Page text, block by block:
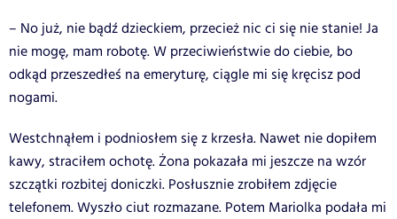
– No już, nie bądź dzieckiem, przecież nic ci się nie stanie! Ja
nie mogę, mam robotę. W przeciwieństwie do ciebie, bo
odkąd przeszedłeś na emeryturę, ciągle mi się kręcisz pod
nogami.
Westchnąłem i podniosłem się z krzesła. Nawet nie dopiłem
kawy, straciłem ochotę. Żona pokazała mi jeszcze na wzór
szczątki rozbitej doniczki. Posłusznie zrobiłem zdjęcie
telefonem. Wyszło ciut rozmazane. Potem Mariolka podała mi